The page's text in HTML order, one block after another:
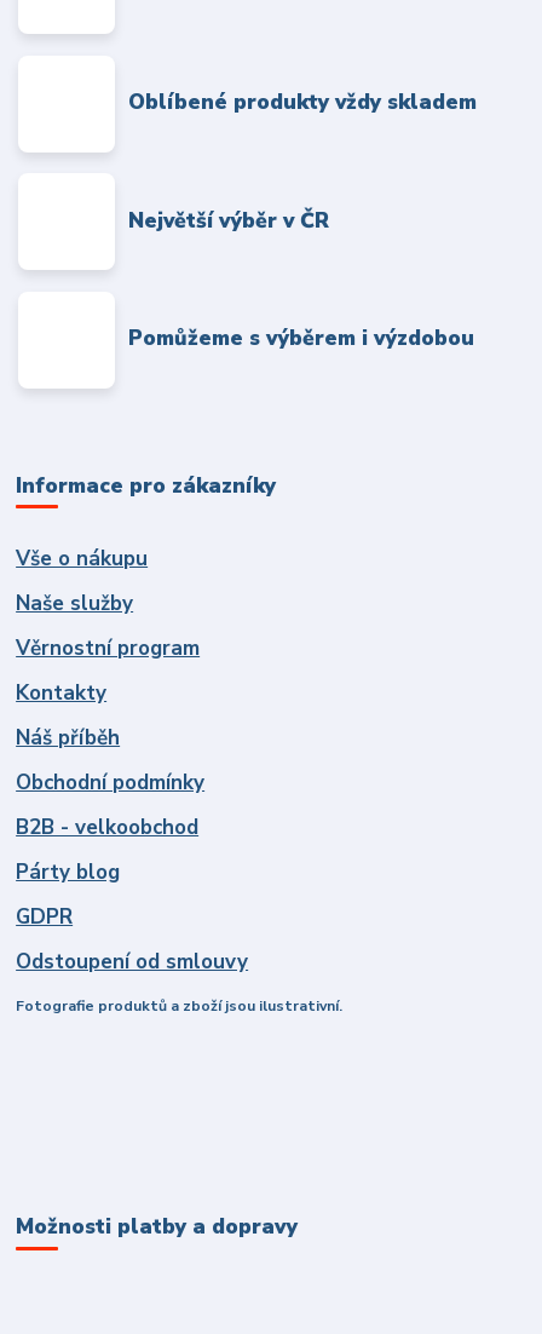
Oblíbené produkty vždy skladem
Největší výběr v ČR
Pomůžeme s výběrem i výzdobou
Informace pro zákazníky
Vše o nákupu
Naše služby
Věrnostní program
Kontakty
Náš příběh
Obchodní podmínky
B2B - velkoobchod
Párty blog
GDPR
Odstoupení od smlouvy
Fotografie produktů a zboží jsou ilustrativní.
Možnosti platby a dopravy